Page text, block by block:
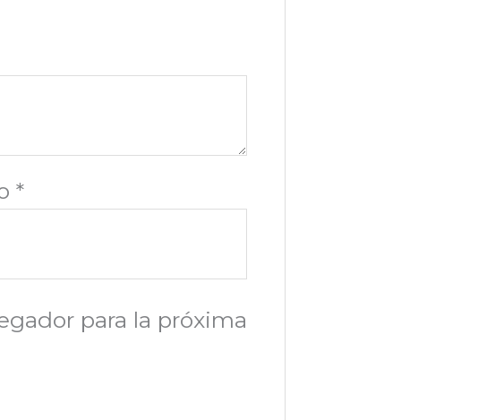
*
para la próxima